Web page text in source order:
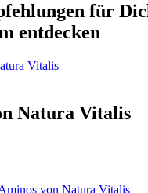
für
entdecken
Natura Vitalis